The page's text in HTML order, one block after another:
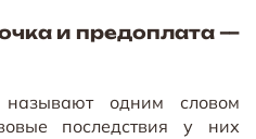
и предоплата —
одним словом
последствия у них